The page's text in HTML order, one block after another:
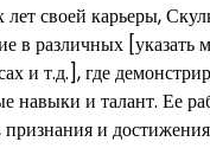
своей карьеры,
в различных [указать
и т.д.], где
навыки и талант. Ее
признания и